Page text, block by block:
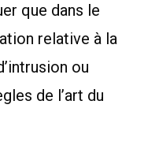
que dans le
relative à la
ou
de l’art du